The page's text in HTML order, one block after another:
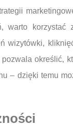
warto korzystać
wizytówki,
określić,
– dzięki temu